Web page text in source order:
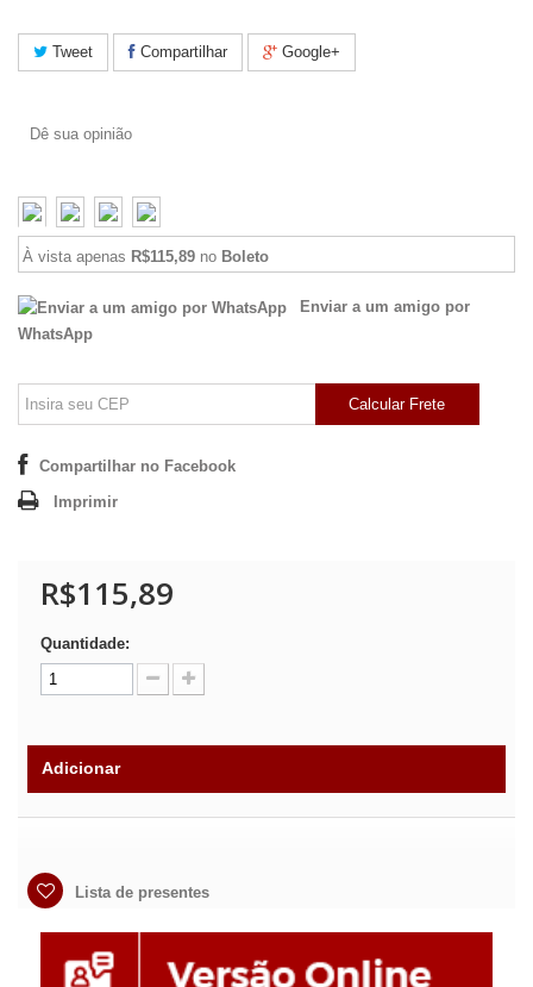
Tweet Compartilhar Google+
Dê sua opinião
À vista apenas R$115,89 no Boleto
Enviar a um amigo por
WhatsApp
Calcular Frete
Compartilhar no Facebook
Imprimir
R$115,89
Quantidade:
Adicionar
Lista de presentes